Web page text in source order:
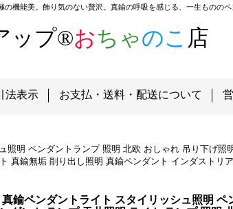
機能美。飾り気のない贅沢。真鍮の呼吸を感じる、一生もののペ
ップ®おちゃのこ 店
法表示 お支払・送料・配送について
照明 ペンダントランプ 照明 北欧 おしゃれ 吊り下げ
真鍮無垢 削り出し照明 真鍮ペンダント インダストリ
鍮ペンダントライト スタイリッシュ照明